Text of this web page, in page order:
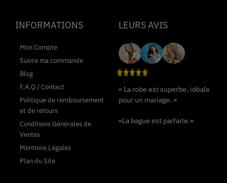
INFORMATIONS
Mon Compte
Suivre ma commande
Blog
F.A.Q / Contact
Politique de remboursement
et de retours
Conditions Générales de
Ventes
Mentions Légales
Plan du Site
LEURS AVIS
« La robe est superbe, idéale
pour un mariage. »
«La bague est parfaite.»